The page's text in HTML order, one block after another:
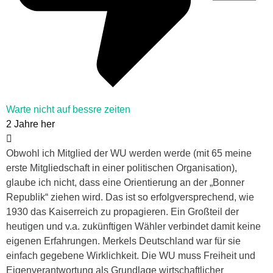
Warte nicht auf bessre zeiten
2 Jahre her
Obwohl ich Mitglied der WU werden werde (mit 65 meine
erste Mitgliedschaft in einer politischen Organisation),
glaube ich nicht, dass eine Orientierung an der „Bonner
Republik“ ziehen wird. Das ist so erfolgversprechend, wie
1930 das Kaiserreich zu propagieren. Ein Großteil der
heutigen und v.a. zukünftigen Wähler verbindet damit keine
eigenen Erfahrungen. Merkels Deutschland war für sie
einfach gegebene Wirklichkeit. Die WU muss Freiheit und
Eigenverantwortung als Grundlage wirtschaftlicher